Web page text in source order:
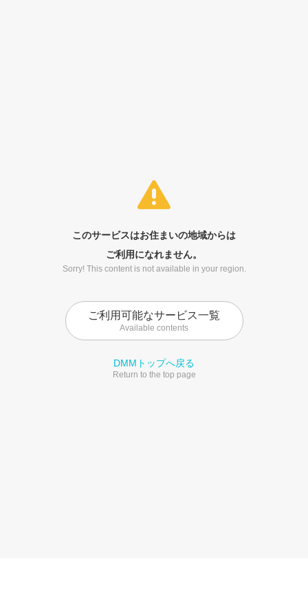
このサービスはお住まいの地域からは
ご利用になれません。
Sorry! This content is not available in your region.
ご利用可能なサービス一覧
Available contents
DMMトップへ戻る
Return to the top page